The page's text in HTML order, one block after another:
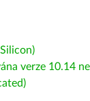
verze 10.14